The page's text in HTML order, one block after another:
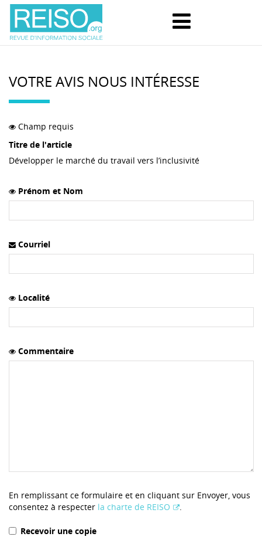
VOTRE AVIS NOUS INTÉRESSE
Champ requis
Titre de l'article
Développer le marché du travail vers l’inclusivité
Prénom et Nom
Courriel
Localité
Commentaire
En remplissant ce formulaire et en cliquant sur Envoyer, vous
consentez à respecter la charte de REISO .
Recevoir une copie